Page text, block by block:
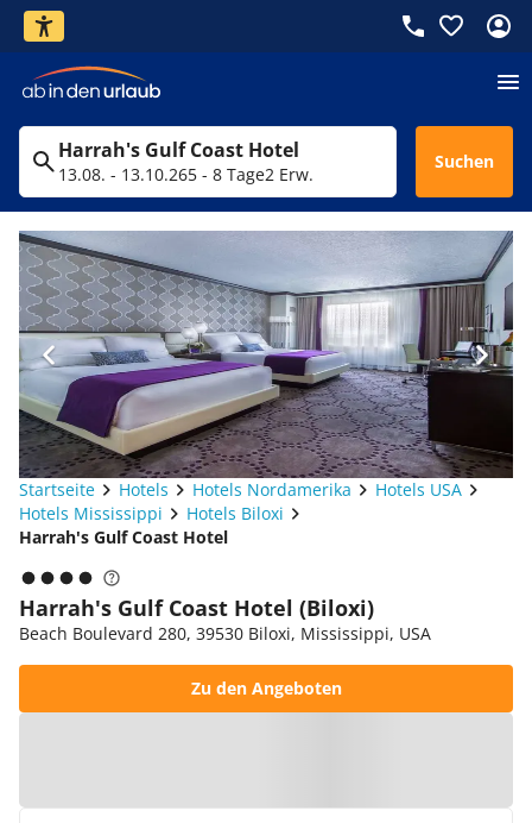
Harrah's Gulf Coast Hotel
13.08. - 13.10.265 - 8 Tage2 Erw.
Suchen
Startseite Hotels Hotels Nordamerika
Hotels USA
Hotels Mississippi
Hotels Biloxi
Harrah's Gulf Coast Hotel
Harrah's Gulf Coast Hotel (Biloxi)
Beach Boulevard 280, 39530 Biloxi, Mississippi, USA
Zu den Angeboten